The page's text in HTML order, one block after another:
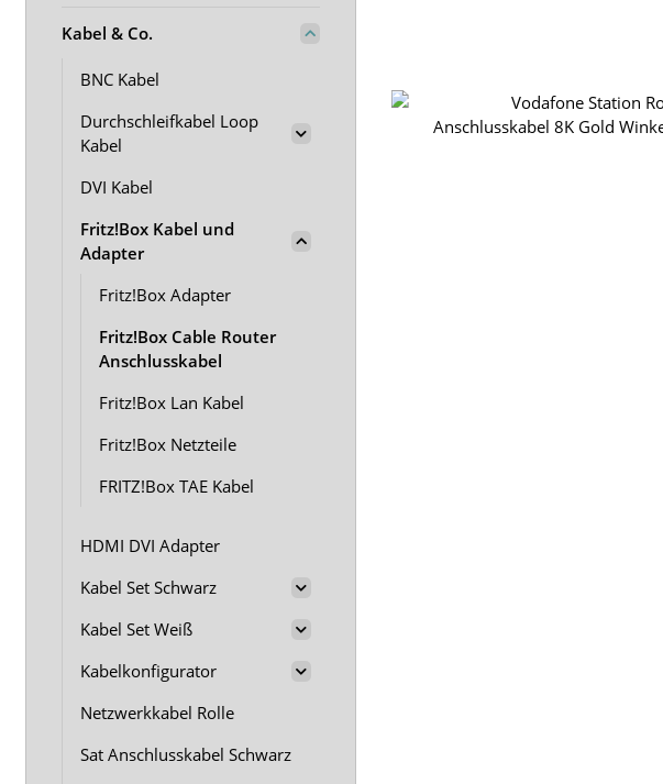
Kabel & Co.
BNC Kabel
Durchschleifkabel Loop
Kabel
DVI Kabel
Fritz!Box Kabel und
Adapter
Fritz!Box Adapter
Fritz!Box Cable Router
Anschlusskabel
Fritz!Box Lan Kabel
Fritz!Box Netzteile
FRITZ!Box TAE Kabel
HDMI DVI Adapter
Kabel Set Schwarz
Kabel Set Weiß
Kabelkonfigurator
Netzwerkkabel Rolle
Sat Anschlusskabel Schwarz